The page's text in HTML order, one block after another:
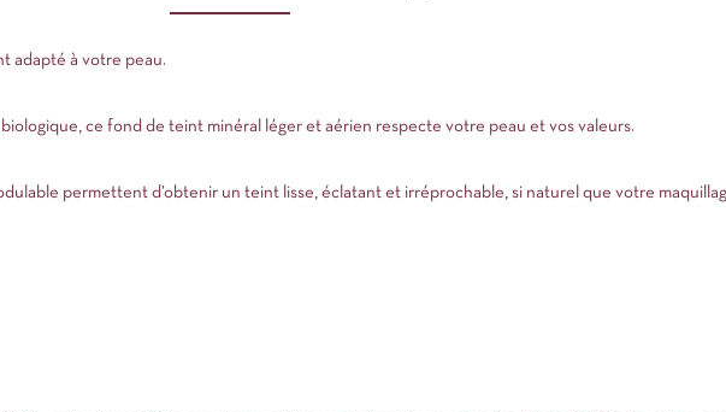
adapté à votre peau.
biologique, ce fond de teint minéral léger et aérien respecte votre peau et vos valeurs.
permettent d’obtenir un teint lisse, éclatant et irréprochable, si naturel que votre